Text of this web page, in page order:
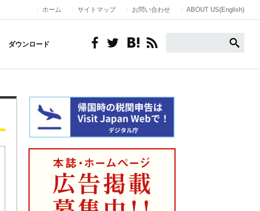
ホーム サイトマップ お問い合わせ ABOUT US(English)
ダウンロード